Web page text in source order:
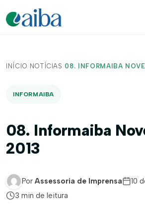
INÍCIO/ NOTÍCIAS /08. INFORMAIBA
INFORMAIBA
08. Informaiba
2013
Por Assessoria de Imprensa
10
3 min de leitura